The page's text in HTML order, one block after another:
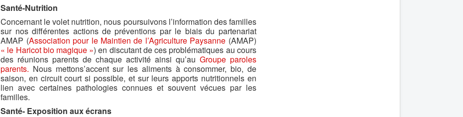
Santé-Nutrition
Concernant le volet nutrition, nous poursuivons l’information des familles
sur nos différentes actions de préventions par le biais du partenariat
AMAP (Association pour le Maintien de l’Agriculture Paysanne (AMAP)
« le Haricot bio magique ») en discutant de ces problématiques au cours
des réunions parents de chaque activité ainsi qu’au Groupe paroles
parents. Nous mettons’accent sur les aliments à consommer, bio, de
saison, en circuit court si possible, et sur leurs apports nutritionnels en
lien avec certaines pathologies connues et souvent vécues par les
familles.
Santé- Exposition aux écrans